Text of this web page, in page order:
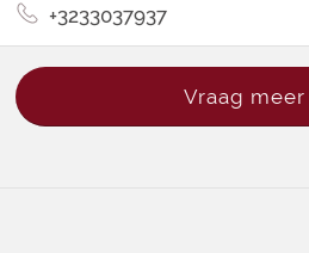
+3233037937
Vraag